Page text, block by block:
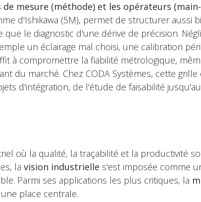
de mesure (méthode) et les opérateurs
d'Ishikawa (5M), permet de structurer aussi
le diagnostic d'une dérive de précision.
un éclairage mal choisi, une calibration
à compromettre la fiabilité métrologique,
du marché. Chez CODA Systèmes, cette
d'intégration, de l'étude de faisabilité
où la qualité, la traçabilité et la productivité
la vision industrielle s'est imposée comme
Parmi ses applications les plus critiques, la
place centrale.